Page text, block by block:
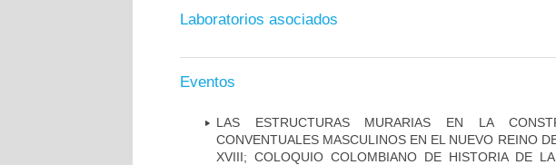
Laboratorios asociados
Eventos
LAS ESTRUCTURAS MURARIAS EN LA
CONVENTUALES MASCULINOS EN EL NUEVO REINO
XVIII; COLOQUIO COLOMBIANO DE HISTORIA DE